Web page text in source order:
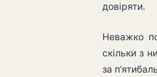
довіряти.
Неважко
скільки з
за